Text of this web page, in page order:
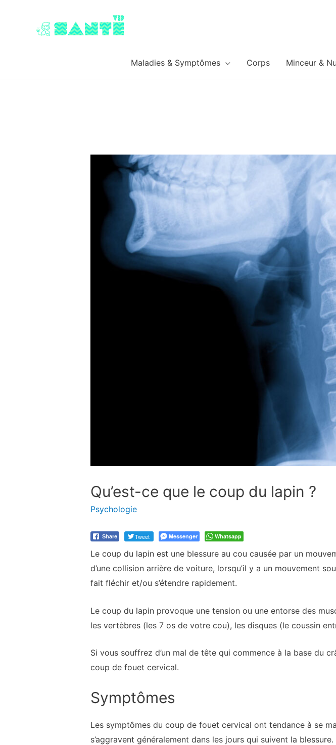
Maladies & Symptômes Corps Minceur &
Qu’est-ce que le coup du lapin ?
Psychologie
Share Tweet Messenger Whatsapp
Le coup du lapin est une blessure au cou causée par un
d’une collision arrière de voiture, lorsqu’il y a un mouvement
fait fléchir et/ou s’étendre rapidement.
Le coup du lapin provoque une tension ou une entorse des
les vertèbres (les 7 os de votre cou), les disques (le coussin
Si vous souffrez d’un mal de tête qui commence à la base du
coup de fouet cervical.
Symptômes
Les symptômes du coup de fouet cervical ont tendance à se
s’aggravent généralement dans les jours qui suivent la